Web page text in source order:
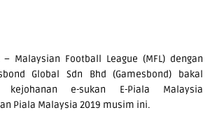
– Malaysian Football League (MFL) dengan
Global Sdn Bhd (Gamesbond) bakal
kejohanan e-sukan E-Piala Malaysia
Piala Malaysia 2019 musim ini.